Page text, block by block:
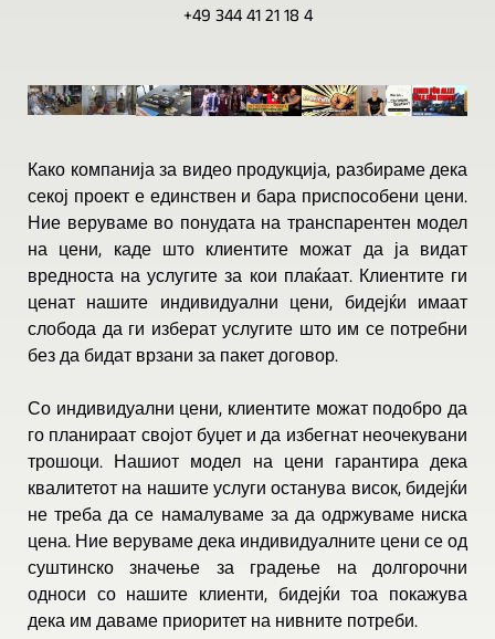
+49 344 41 21 18 4
Како компанија за видео продукција, разбираме дека
секој проект е единствен и бара приспособени цени.
Ние веруваме во понудата на транспарентен модел
на цени, каде што клиентите можат да ја видат
вредноста на услугите за кои плаќаат. Клиентите ги
ценат нашите индивидуални цени, бидејќи имаат
слобода да ги изберат услугите што им се потребни
без да бидат врзани за пакет договор.
Со индивидуални цени, клиентите можат подобро да
го планираат својот буџет и да избегнат неочекувани
трошоци. Нашиот модел на цени гарантира дека
квалитетот на нашите услуги останува висок, бидејќи
не треба да се намалуваме за да одржуваме ниска
цена. Ние веруваме дека индивидуалните цени се од
суштинско значење за градење на долгорочни
односи со нашите клиенти, бидејќи тоа покажува
дека им даваме приоритет на нивните потреби.